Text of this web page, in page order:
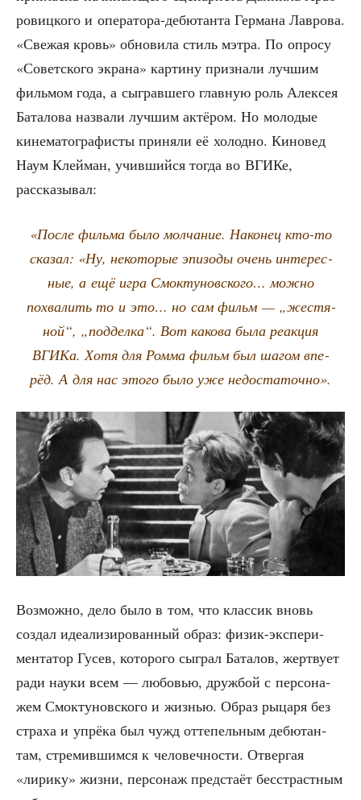
ро­виц­ко­го и опе­ра­то­ра-дебю­тан­та Гер­ма­на Лав­ро­ва.
«Све­жая кровь» обно­ви­ла стиль мэт­ра. По опро­су
«Совет­ско­го экра­на» кар­ти­ну при­зна­ли луч­шим
филь­мом года, а сыг­рав­ше­го глав­ную роль Алек­сея
Бата­ло­ва назва­ли луч­шим актё­ром. Но моло­дые
кине­ма­то­гра­фи­сты при­ня­ли её холод­но. Кино­вед
Наум Клей­ман, учив­ший­ся тогда во ВГИ­Ке,
рассказывал:
«После филь­ма было мол­ча­ние. Нако­нец кто-то
ска­зал: «Ну, неко­то­рые эпи­зо­ды очень инте­рес­
ные, а ещё игра Смок­ту­нов­ско­го… мож­но
похва­лить то и это… но сам фильм — „жестя­
ной“, „под­дел­ка“. Вот како­ва была реак­ция
ВГИ­Ка. Хотя для Ром­ма фильм был шагом впе­
рёд. А для нас это­го было уже недостаточно».
Воз­мож­но, дело было в том, что клас­сик вновь
создал иде­а­ли­зи­ро­ван­ный образ: физик-экс­пе­ри­
мен­та­тор Гусев, кото­ро­го сыг­рал Бата­лов, жерт­ву­ет
ради нау­ки всем — любо­вью, друж­бой с пер­со­на­
жем Смок­ту­нов­ско­го и жиз­нью. Образ рыца­ря без
стра­ха и упрё­ка был чужд отте­пель­ным дебю­тан­
там, стре­мив­шим­ся к чело­веч­но­сти. Отвер­гая
«лири­ку» жиз­ни, пер­со­наж пред­ста­ёт бес­страст­ным